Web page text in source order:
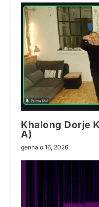
Khalong Dorje
A)
gennaio 16, 2026